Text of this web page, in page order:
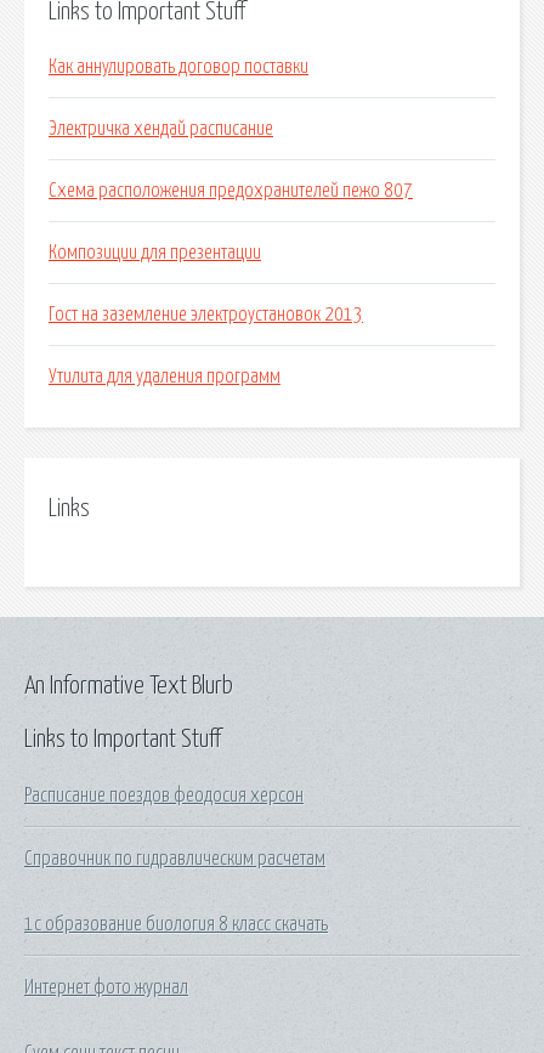
Links to Important Stuff
Как аннулировать договор поставки
Электричка хендай расписание
Схема расположения предохранителей пежо 807
Композиции для презентации
Гост на заземление электроустановок 2013
Утилита для удаления программ
Links
Links to Important Stuff
Расписание поездов феодосия херсон
Справочник по гидравлическим расчетам
1с образование биология 8 класс скачать
Интернет фото журнал
An Informative Text Blurb